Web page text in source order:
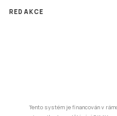
REDAKCE
Tento systém je financován v